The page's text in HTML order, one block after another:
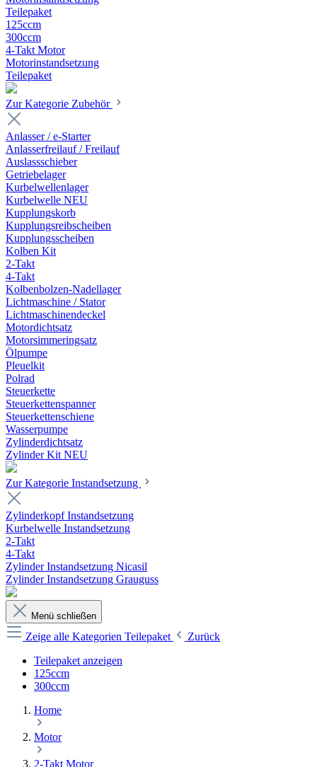
Teilepaket
125ccm
300ccm
4-Takt Motor
Motorinstandsetzung
Teilepaket
Zur Kategorie Zubehör
Anlasser / e-Starter
Anlasserfreilauf / Freilauf
Auslassschieber
Getriebelager
Kurbelwellenlager
Kurbelwelle NEU
Kupplungskorb
Kupplungsreibscheiben
Kupplungsscheiben
Kolben Kit
2-Takt
4-Takt
Kolbenbolzen-Nadellager
Lichtmaschine / Stator
Lichtmaschinendeckel
Motordichtsatz
Motorsimmeringsatz
Ölpumpe
Pleuelkit
Polrad
Steuerkette
Steuerkettenspanner
Steuerkettenschiene
Wasserpumpe
Zylinderdichtsatz
Zylinder Kit NEU
Zur Kategorie Instandsetzung
Zylinderkopf Instandsetzung
Kurbelwelle Instandsetzung
2-Takt
4-Takt
Zylinder Instandsetzung Nicasil
Zylinder Instandsetzung Grauguss
Menü schließen
Zeige alle Kategorien Teilepaket
Zurück
Teilepaket anzeigen
125ccm
300ccm
Home
Motor
2-Takt Motor